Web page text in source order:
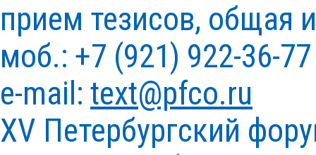
прием тезисов, общая
моб.: +7 (921) 922-36-77
e-mail: text@pfco.ru
XV Петербургский